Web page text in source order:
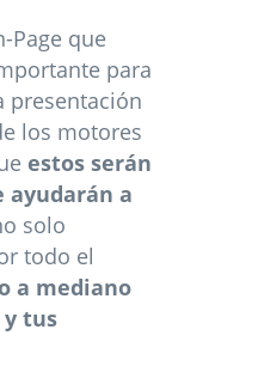
Page que
para
presentación
los motores
estos serán
ayudarán a
solo
todo el
a mediano
y tus